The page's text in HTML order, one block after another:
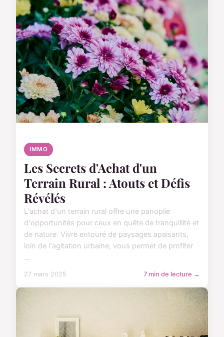
IMMO
Les Secrets d'Achat d'un
Terrain Rural : Atouts et Défis
Révélés
L'achat d'un terrain rural offre une panoplie
d'opportunités pour ceux en quête de tranquillité et
de nature. Vivre entouré de paysages apaisants,
loin de l'agitation urbaine, vous permet de profiter
...
27 mars 2025 7 min de lecture →